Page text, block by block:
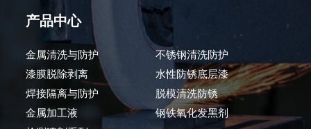
产品中心
金属清洗与防护
不锈钢清洗防护
漆膜脱除剥离
水性防锈底层漆
焊接隔离与防护
脱模清洗防锈
金属加工液
钢铁氧化发黑剂